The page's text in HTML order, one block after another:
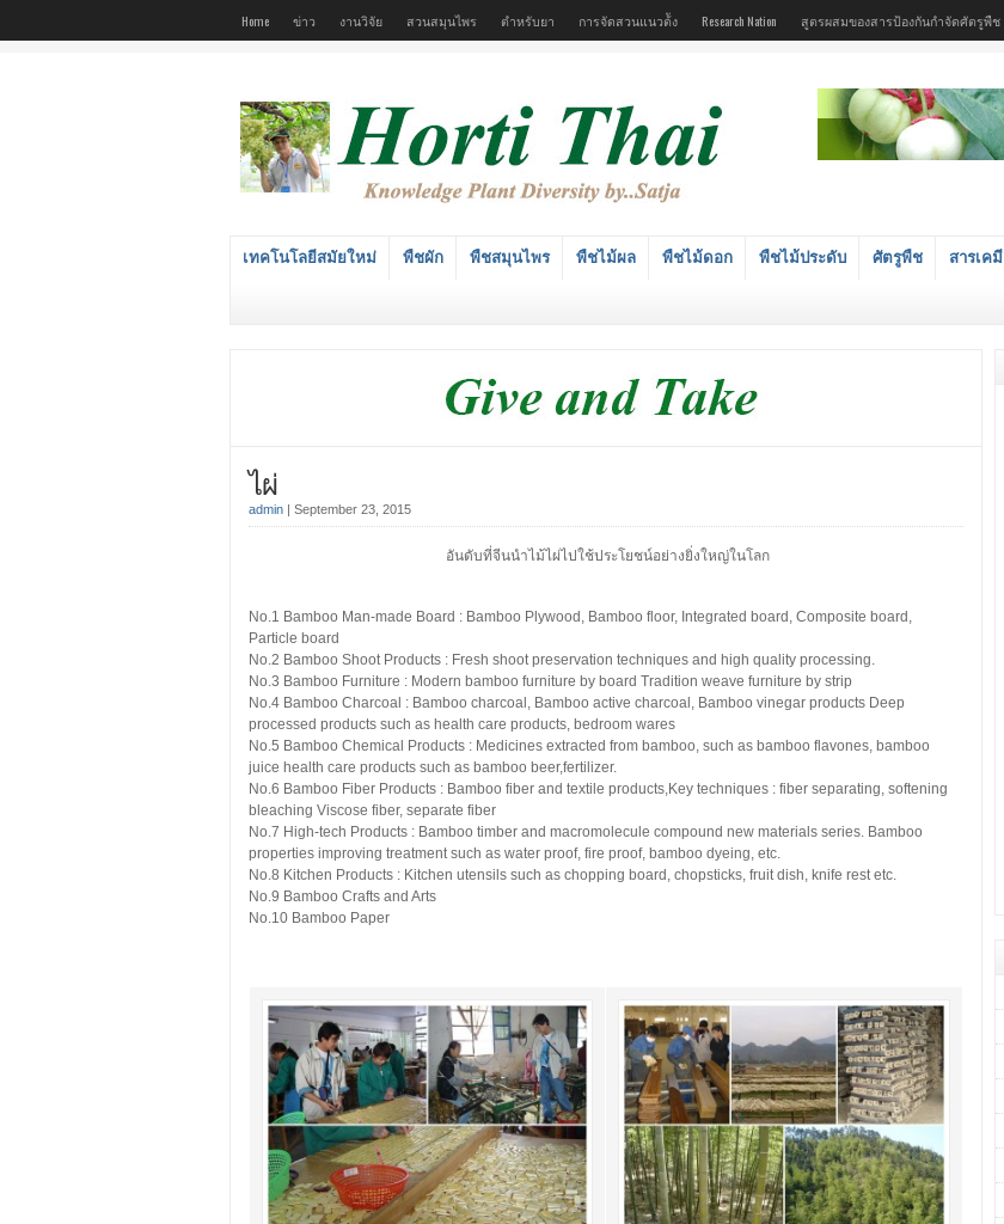
Home ข่าว งานวิจัย สวนสมุนไพร ตำหรับยา การจัดสวนแนวต้ัง Research Nation สูตรผสมของสารป้องกันกำจัดศัตรูพืช
เทคโนโลยีสมัยใหม่ พืชผัก พืชสมุนไพร พืชไม้ผล พืชไม้ดอก พืชไม้ประดับ ศัตรูพืช สารเคมี
ไผ่
admin | September 23, 2015
อันดับที่จีนนำไม้ไผ่ไปใช้ประโยชน์อย่างยิ่งใหญ่ในโลก
No.1 Bamboo Man-made Board : Bamboo Plywood, Bamboo floor, Integrated board, Composite board,
Particle board
No.2 Bamboo Shoot Products : Fresh shoot preservation techniques and high quality processing.
No.3 Bamboo Furniture : Modern bamboo furniture by board Tradition weave furniture by strip
No.4 Bamboo Charcoal : Bamboo charcoal, Bamboo active charcoal, Bamboo vinegar products Deep
processed products such as health care products, bedroom wares
No.5 Bamboo Chemical Products : Medicines extracted from bamboo, such as bamboo flavones, bamboo
juice health care products such as bamboo beer,fertilizer.
No.6 Bamboo Fiber Products : Bamboo fiber and textile products,Key techniques : fiber separating, softening
bleaching Viscose fiber, separate fiber
No.7 High-tech Products : Bamboo timber and macromolecule compound new materials series. Bamboo
properties improving treatment such as water proof, fire proof, bamboo dyeing, etc.
No.8 Kitchen Products : Kitchen utensils such as chopping board, chopsticks, fruit dish, knife rest etc.
No.9 Bamboo Crafts and Arts
No.10 Bamboo Paper